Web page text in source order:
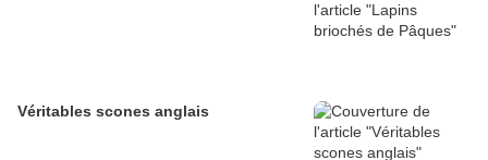
Véritables scones anglais